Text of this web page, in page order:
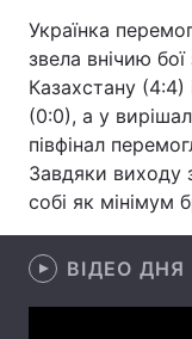
Техно і зв'язок
Зброя
Здоров'я
Цікавинки
Екологія
Українка
звела внічию
Казахстану (4:4)
(0:0), а у
півфінал
Завдяки виходу
собі як мінімум
ВІДЕО ДНЯ